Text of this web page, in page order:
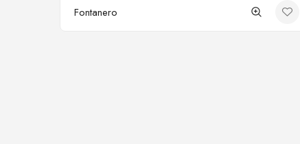
Fontanero